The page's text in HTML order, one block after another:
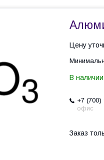
Цену
В наличии
+7 (700)
офис
Заказ